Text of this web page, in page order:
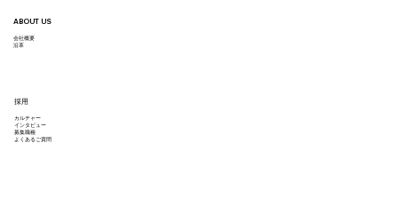
ABOUT US
会社概要
沿革
採用
カルチャー
インタビュー
募集職種
よくあるご質問